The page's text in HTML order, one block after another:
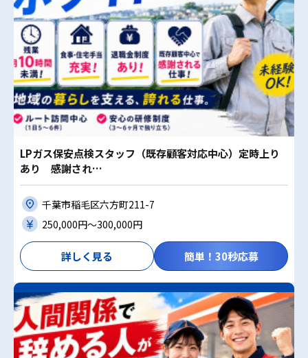
LPガス保安点検スタッフ（既存顧客対応中心）定時上り
あり 感謝され…
千葉市稲毛区六方町211-7
250,000円〜300,000円
詳しく見る 簡単！30秒応募